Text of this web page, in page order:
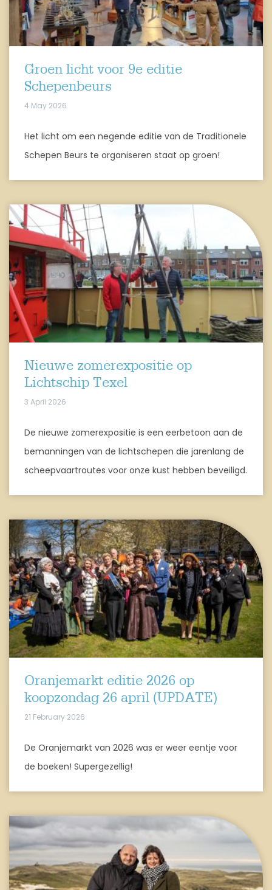
Groen licht voor 9e editie
Schepenbeurs
4 May 2026
Het licht om een negende editie van de Traditionele
Schepen Beurs te organiseren staat op groen!
Nieuwe zomerexpositie op
Lichtschip Texel
3 April 2026
De nieuwe zomerexpositie is een eerbetoon aan de
bemanningen van de lichtschepen die jarenlang de
scheepvaartroutes voor onze kust hebben beveiligd.
Oranjemarkt editie 2026 op
koopzondag 26 april (UPDATE)
21 February 2026
De Oranjemarkt van 2026 was er weer eentje voor
de boeken! Supergezellig!